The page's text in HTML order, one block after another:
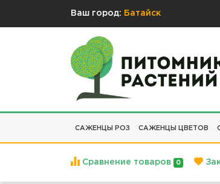
Ваш город: Батайск
САЖЕНЦЫ РОЗ САЖЕНЦЫ ЦВЕТОВ
Сравнение товаров 0